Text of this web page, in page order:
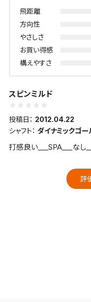
飛距離
方向性
やさしさ
お買い得感
構えやすさ
スピンミルド
投稿日： 2012.04.22
シャフト： ダイナミックゴー
打感良い___SPA___なし
評